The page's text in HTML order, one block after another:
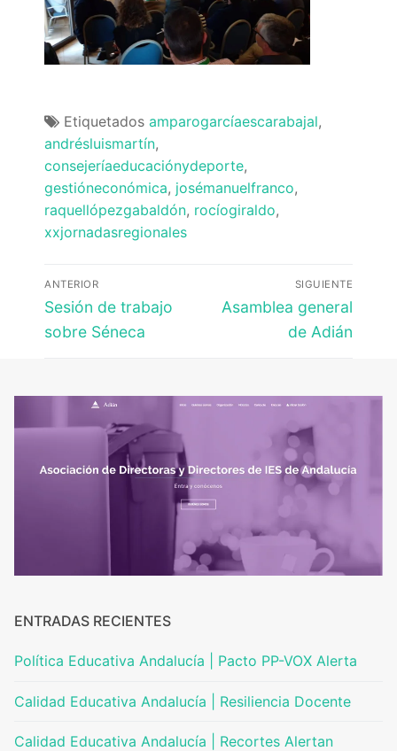
Etiquetados amparogarcíaescarabajal,
andrésluismartín,
consejeríaeducaciónydeporte,
gestióneconómica, josémanuelfranco,
raquellópezgabaldón, rocíogiraldo,
xxjornadasregionales
Navegación
de
entradas
ANTERIOR
Entrada
anterior:
Sesión de trabajo
sobre Séneca
SIGUIENTE
Entrada
Asamblea general
de Adián
ENTRADAS RECIENTES
Política Educativa Andalucía | Pacto PP-VOX Alerta
Calidad Educativa Andalucía | Resiliencia Docente
Calidad Educativa Andalucía | Recortes Alertan